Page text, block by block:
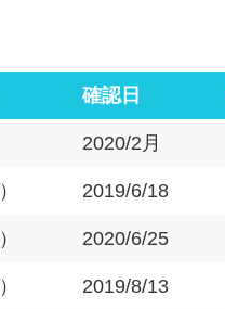
確認日
2020/2月
2019/6/18
2020/6/25
2019/8/13